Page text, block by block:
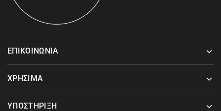
ΕΠΙΚΟΙΝΩΝΙΑ
ΧΡΗΣΙΜΑ
ΥΠΟΣΤΗΡΙΞΗ